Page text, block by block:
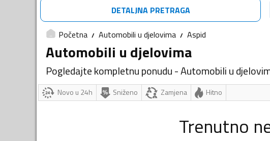
DETALJNA PRETRAGA
Početna Automobili u djelovima Aspid
Automobili u djelovima
Pogledajte kompletnu ponudu - Automobili u
Novo u 24h Sniženo Zamjena Hitno
Trenutno